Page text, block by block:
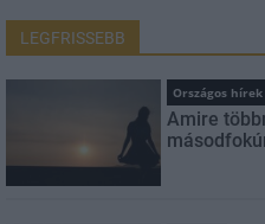
LEGFRISSEBB
Országos hírek
Amire